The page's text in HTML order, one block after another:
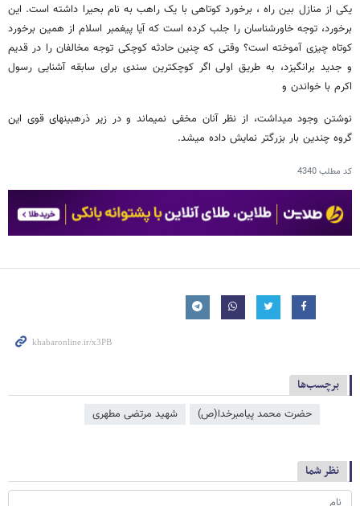
یکی از منازل بین راه ، برخورد کوتاهی با یک راهب به نام بحیرا داشته است. این
برخورد، توجه خاورشناسان را جلب کرده است که آیا پیغمبر اسلام از همین برخورد
کوتاه چیزی آموخته است؟ وقتی که چنین حادثه کوچکی توجه مخالفان را در قدیم
و جدید برانگیزد، به طریق اولی اگر کوچکترین سندی برای سابقه آشنایی رسول
اکرم با خواندن و
نوشتن وجود می‏داشت، از نظر آنان مخفی نمی‏ماند و در زیر ذره‏بینهای قوی این
گروه چندین بار بزرگتر نمایش داده می‏شد.
کد مطلب4340
برچسب‌ها
حضرت محمد پیامبرخدا(ص) شهید مرتضی مطهری
نظر شما